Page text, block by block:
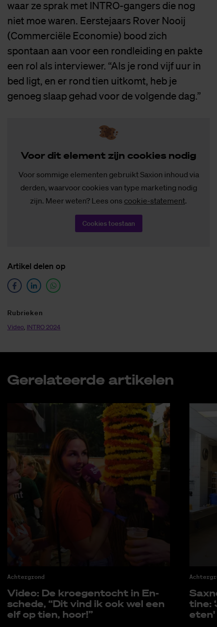
waar ze sprak met INTRO-gangers die nog
niet moe waren. Eerstejaars Rover Nooij
(Commerciële Economie) bood zich
spontaan aan voor een rondleiding en pakte
een rol als interviewer. “Als je rond vijf uur in
bed ligt, en er rond tien uitkomt, heb je
genoeg slaap gehad voor de volgende dag.”
Voor dit ele­ment zijn coo­kies no­dig
Voor sommige elementen gebruikt Saxion inhoud via
derden, waarvoor cookies van type marketing nodig
zijn. Meer weten? Lees ons cookie-statement.
Cookies toestaan
Ar­ti­kel de­len op
Ru­brie­ken
Video, INTRO 2024
Ge­re­la­teer­de ar­ti­ke­len
Achtergrond
Vi­deo: De kroe­gen­tocht in En­
sche­de, “Dit vind ik ook wel een
elf op tien, hoor!”
ti­ne:
eten'